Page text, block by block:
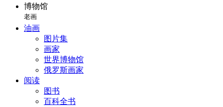
博物馆
老画
油画
图片集
画家
世界博物馆
俄罗斯画家
阅读
图书
百科全书